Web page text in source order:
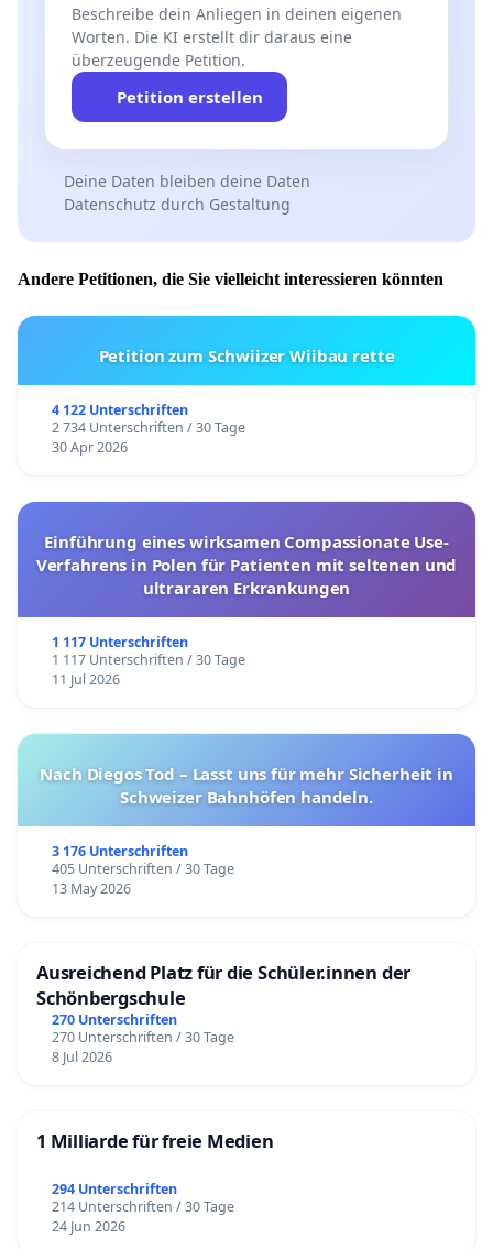
Beschreibe dein Anliegen in deinen eigenen
Worten. Die KI erstellt dir daraus eine
überzeugende Petition.
Petition erstellen
Deine Daten bleiben deine Daten
Datenschutz durch Gestaltung
Andere Petitionen, die Sie vielleicht interessieren könnten
Petition zum Schwiizer Wiibau rette
4 122 Unterschriften
2 734 Unterschriften / 30 Tage
30 Apr 2026
Einführung eines wirksamen Compassionate Use-
Verfahrens in Polen für Patienten mit seltenen und
ultrararen Erkrankungen
1 117 Unterschriften
1 117 Unterschriften / 30 Tage
11 Jul 2026
Nach Diegos Tod – Lasst uns für mehr Sicherheit in
Schweizer Bahnhöfen handeln.
3 176 Unterschriften
405 Unterschriften / 30 Tage
13 May 2026
Ausreichend Platz für die Schüler.innen der
Schönbergschule
270 Unterschriften
270 Unterschriften / 30 Tage
8 Jul 2026
1 Milliarde für freie Medien
294 Unterschriften
214 Unterschriften / 30 Tage
24 Jun 2026